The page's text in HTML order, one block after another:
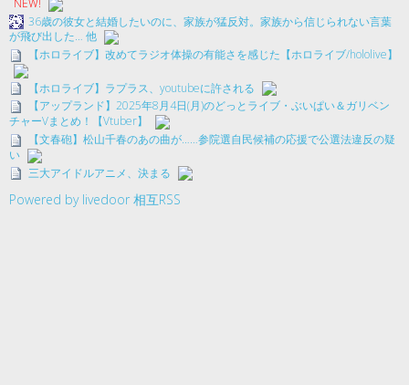
36歳の彼女と結婚したいのに、家族が猛反対。家族から信じられない言葉
が飛び出した… 他
【ホロライブ】改めてラジオ体操の有能さを感じた【ホロライブ/hololive】
【ホロライブ】ラプラス、youtubeに許される
【アップランド】2025年8月4日(月)のどっとライブ・ぶいぱい＆ガリベン
チャーVまとめ！【Vtuber】
【文春砲】松山千春のあの曲が……参院選自民候補の応援で公選法違反の疑
い
三大アイドルアニメ、決まる
Powered by livedoor 相互RSS